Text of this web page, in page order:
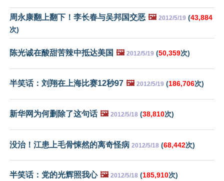
周永康翻上翻下！李长春与吴邦国交恶 🖼️ 2012/5/19 (43,884
次)
陈光诚在酸甜苦辣中抵达美国 🖼️ 2012/5/19 (50,359次)
半笑话：刘翔在上海比赛12秒97 🖼️ 2012/5/19 (186,706次)
新华网为何删除了这句话 🖼️ 2012/5/18 (38,810次)
没治！江患上毛骨悚然的离奇怪病 2012/5/18 (68,442次)
半笑话：党的光辉照我心 🖼️ 2012/5/18 (185,910次)